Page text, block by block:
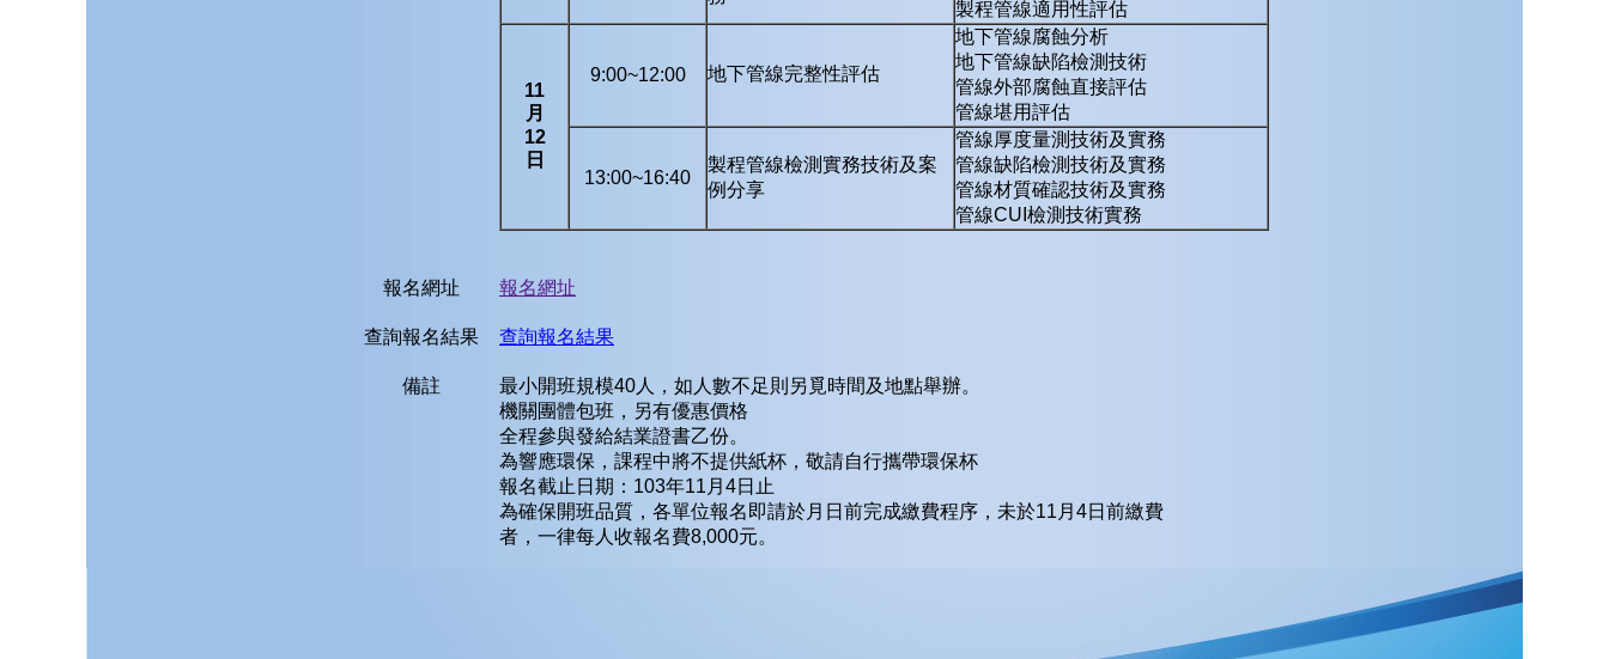
製程管線適用性評估
11
月
12
日
9:00~12:00 地下管線完整性評估
地下管線腐蝕分析
地下管線缺陷檢測技術
管線外部腐蝕直接評估
管線堪用評估
13:00~16:40
製程管線檢測實務技術及案
例分享
管線厚度量測技術及實務
管線缺陷檢測技術及實務
管線材質確認技術及實務
管線CUI檢測技術實務
報名網址 報名網址
查詢報名結果 查詢報名結果
備註
最小開班規模40人，如人數不足則另覓時間及地點舉辦。
機關團體包班，另有優惠價格
全程參與發給結業證書乙份。
為響應環保，課程中將不提供紙杯，敬請自行攜帶環保杯
報名截止日期：103年11月4日止
為確保開班品質，各單位報名即請於月日前完成繳費程序，未於11月4日前繳費
者，一律每人收報名費8,000元。